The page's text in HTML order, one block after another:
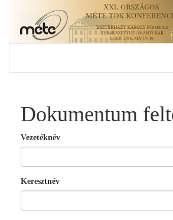
Dokumentum
Vezetéknév
Keresztnév